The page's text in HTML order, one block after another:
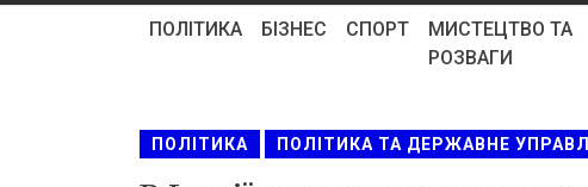
ПОЛІТИКА БІЗНЕС СПОРТ
МИСТЕЦТВО ТА
РОЗВАГИ
ПОЛІТИКА ПОЛІТИКА ТА ДЕРЖАВНЕ